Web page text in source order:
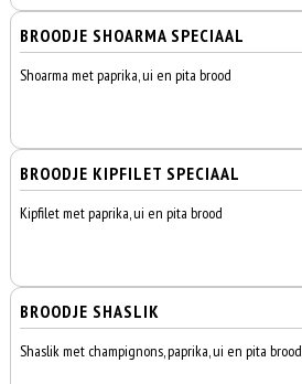
BROODJE SHOARMA SPECIAAL
Shoarma met paprika, ui en pita brood
BROODJE KIPFILET SPECIAAL
Kipfilet met paprika, ui en pita brood
BROODJE SHASLIK
Shaslik met champignons, paprika, ui en pita brood